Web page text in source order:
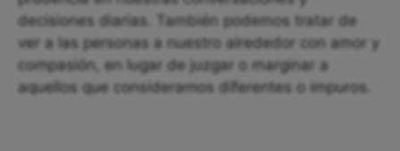
decisiones diarias. También podemos tratar de
ver a las personas a nuestro alrededor con amor y
compasión, en lugar de juzgar o marginar a
aquellos que consideramos diferentes o impuros.